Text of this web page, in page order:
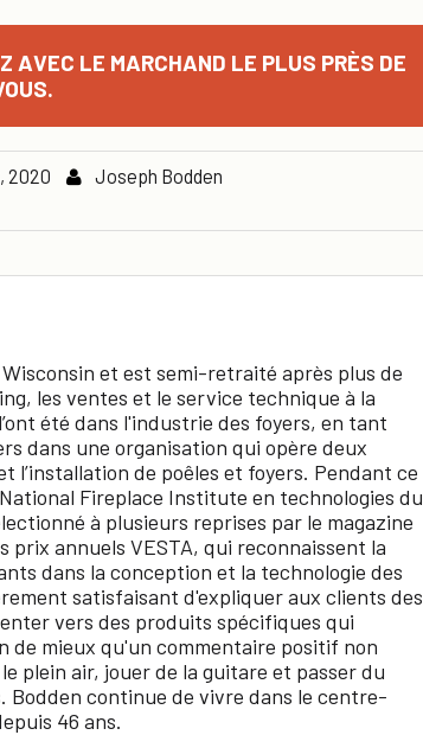
AVEC LE MARCHAND LE PLUS PRÈS DE
2020
Joseph Bodden
et est semi-retraité après plus de
les ventes et le service technique à la
été dans l'industrie des foyers, en tant
dans une organisation qui opère deux
l’installation de poêles et foyers. Pendant ce
Fireplace Institute en technologies du
à plusieurs reprises par le magazine
prix annuels VESTA, qui reconnaissent la
dans la conception et la technologie des
satisfaisant d'expliquer aux clients des
vers des produits spécifiques qui
de mieux qu'un commentaire positif non
plein air, jouer de la guitare et passer du
continue de vivre dans le centre-
46 ans.